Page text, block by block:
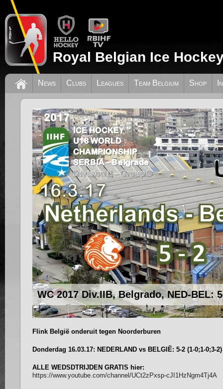
Royal Belgian Ice
News Clubs Leagues Team Belgium Shop
WC 2017 Div.IIB, Belgrado, NED-BEL:
Flink België onderuit tegen Noorderburen
Donderdag 16.03.17: NEDERLAND vs BELGIË: 5-2 (1-0;1-0;3-2)
ALLE WEDSDTRIJDEN GRATIS hier:
https://www.youtube.com/channel/UCt2zPxsp-cJI1HzNgm4Tj4A